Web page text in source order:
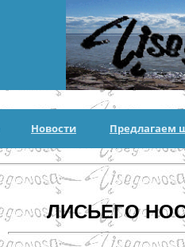
Новости Предлагаем
ЛИСЬЕГО